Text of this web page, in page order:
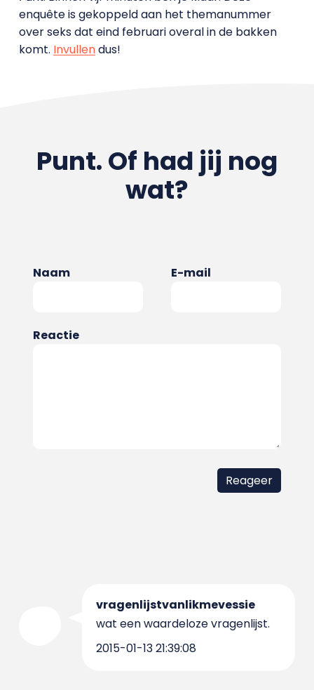
enquête is gekoppeld aan het themanummer
over seks dat eind februari overal in de bakken
komt. Invullendus!
Punt. Of had jij nog
wat?
Naam E-mail
Reactie
vragenlijstvanlikmevessie
wat een waardeloze vragenlijst.
2015-01-13 21:39:08